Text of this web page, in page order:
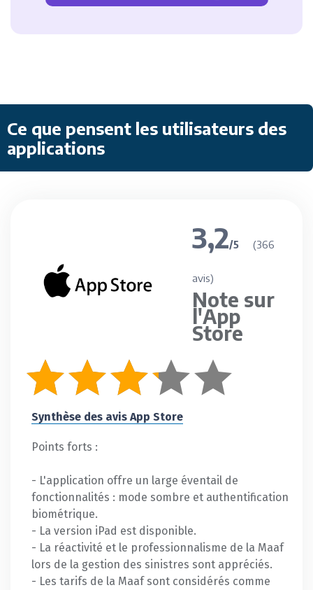
Ce que pensent les utilisateurs des
applications
3,2/5 (366
avis)
Note sur
l'App
Store
Synthèse des avis App Store
Points forts :
- L'application offre un large éventail de
fonctionnalités : mode sombre et authentification
biométrique.
- La version iPad est disponible.
- La réactivité et le professionnalisme de la Maaf
lors de la gestion des sinistres sont appréciés.
- Les tarifs de la Maaf sont considérés comme